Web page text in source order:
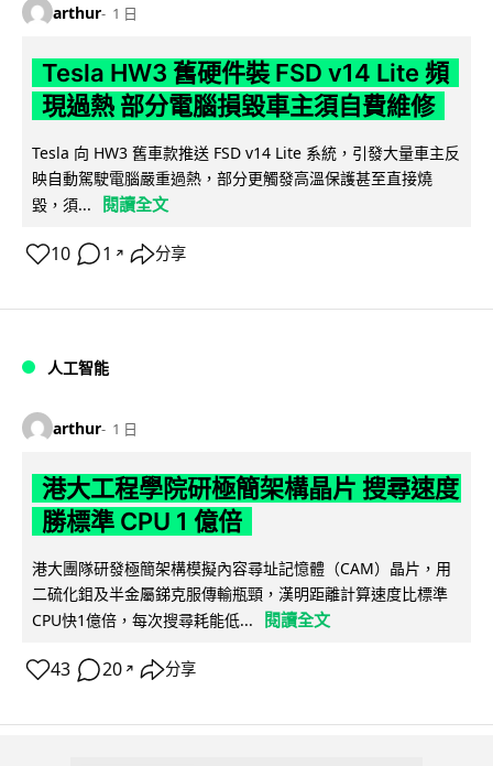
arthur 1 日
Tesla HW3 舊硬件裝 FSD v14 Lite 頻
現過熱 部分電腦損毀車主須自費維修
Tesla 向 HW3 舊車款推送 FSD v14 Lite 系統，引發大量車主反
映自動駕駛電腦嚴重過熱，部分更觸發高溫保護甚至直接燒
毀，須...
閱讀全文
10 1 ↗ 分享
人工智能
arthur 1 日
港大工程學院研極簡架構晶片 搜尋速度
勝標準 CPU 1 億倍
港大團隊研發極簡架構模擬內容尋址記憶體（CAM）晶片，用
二硫化鉬及半金屬銻克服傳輸瓶頸，漢明距離計算速度比標準
CPU快1億倍，每次搜尋耗能低...
閱讀全文
43 20 ↗ 分享